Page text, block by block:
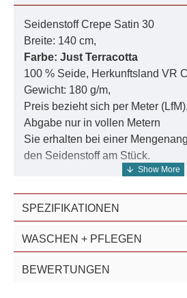
Seidenstoff Crepe Satin 30
Breite: 140 cm,
Farbe: Just Terracotta
100 % Seide, Herkunftsland VR
Gewicht: 180 g/m,
Preis bezieht sich per Meter (LfM),
Abgabe nur in vollen Metern
Sie erhalten bei einer
den Seidenstoff am Stück.
Weitere Artikel aus diesem
jeweils 10 bis 11 frei wählbaren
in der Suche unter der Nummer
SPEZIFIKATIONEN
WASCHEN + PFLEGEN
BEWERTUNGEN